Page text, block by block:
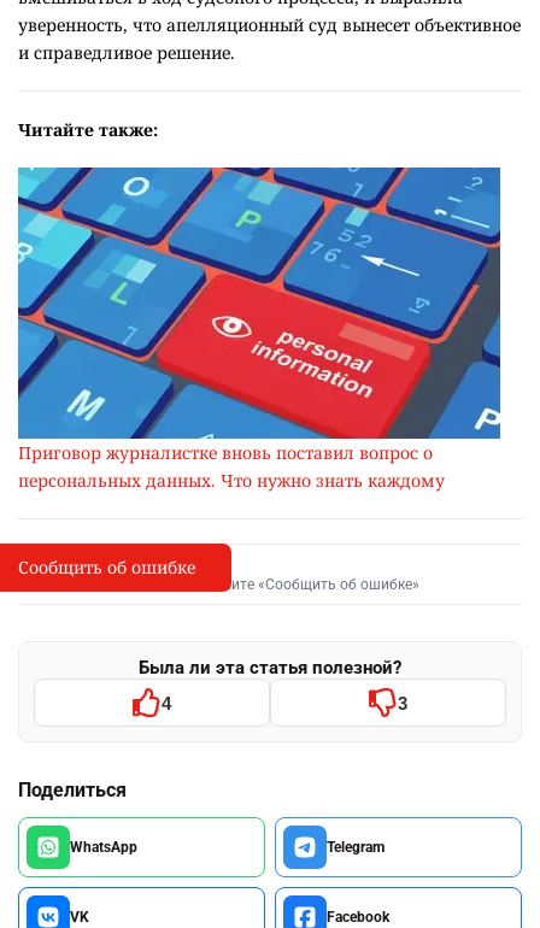
уверенность, что апелляционный суд вынесет объективное
и справедливое решение.
Читайте также:
Приговор журналистке вновь поставил вопрос о
персональных данных. Что нужно знать каждому
I
Сообщить об опечатке
Выделите фрагмент и нажмите «Сообщить об ошибке»
Была ли эта статья полезной?
4 3
Поделиться
WhatsApp Telegram
VK Facebook
Сообщить об ошибке